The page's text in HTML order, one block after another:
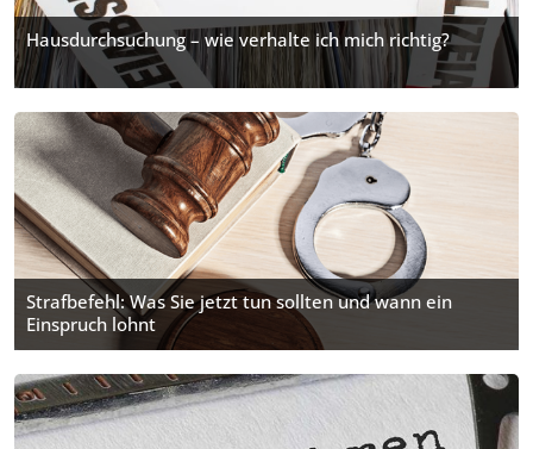
Hausdurchsuchung – wie verhalte ich mich richtig?
Strafbefehl: Was Sie jetzt tun sollten und wann ein
Einspruch lohnt